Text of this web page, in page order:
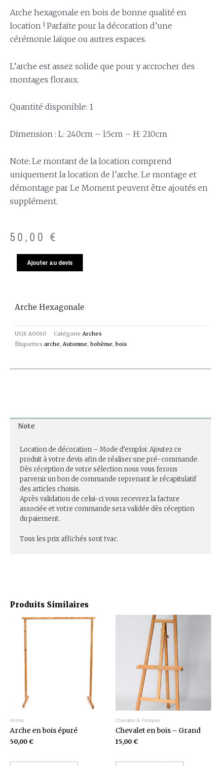
Arche hexagonale en bois de bonne qualité en
location ! Parfaite pour la décoration d’une
cérémonie laïque ou autres espaces.
L’arche est assez solide que pour y accrocher des
montages floraux.
Quantité disponible: 1
Dimension : L: 240cm – l:5cm – H: 210cm
Note: Le montant de la location comprend
uniquement la location de l’arche. Le montage et
démontage par Le Moment peuvent être ajoutés en
supplément.
50,00 €
Ajouter au devis
Produits Similaires
Arches
Arche en bois épuré
50,00 €
Chevalets & Portiques
Chevalet en bois – Grand
15,00 €
Arche Hexagonale
UGS A0010 Catégorie Arches
Étiquettes arche, Automne, bohème, bois
Note
Location de décoration – Mode d’emploi: Ajoutez ce
produit à votre devis afin de réaliser une pré-commande.
Dès réception de votre sélection nous vous ferons
parvenir un bon de commande reprenant le récapitulatif
des articles choisis.
Après validation de celui-ci vous recevrez la facture
associée et votre commande sera validée dès réception
du paiement.
Tous les prix affichés sont tvac.